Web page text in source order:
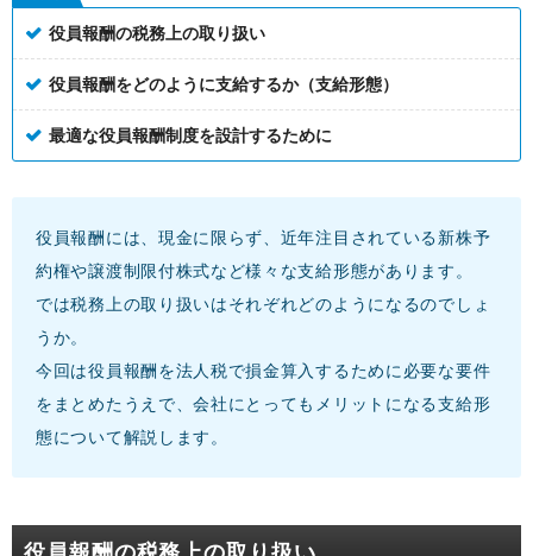
役員報酬の税務上の取り扱い
役員報酬をどのように支給するか（支給形態）
最適な役員報酬制度を設計するために
役員報酬には、現金に限らず、近年注目されている新株予
約権や譲渡制限付株式など様々な支給形態があります。
では税務上の取り扱いはそれぞれどのようになるのでしょ
うか。
今回は役員報酬を法人税で損金算入するために必要な要件
をまとめたうえで、会社にとってもメリットになる支給形
態について解説します。